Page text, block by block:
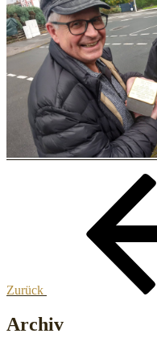
Beitragsnavigation
Zurück
Archiv